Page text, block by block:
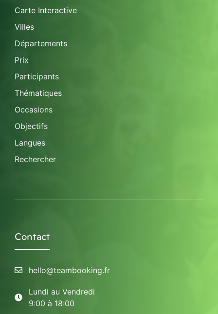
Carte Interactive
Villes
Départements
Prix
Participants
Thématiques
Occasions
Objectifs
Langues
Rechercher
Contact
hello@teambooking.fr
Lundi au Vendredi
9:00 à 18:00